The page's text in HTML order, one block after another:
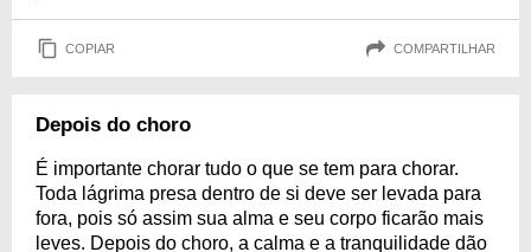
COPIAR COMPARTILHAR
Depois do choro
É importante chorar tudo o que se tem para chorar.
Toda lágrima presa dentro de si deve ser levada para
fora, pois só assim sua alma e seu corpo ficarão mais
leves. Depois do choro, a calma e a tranquilidade dão